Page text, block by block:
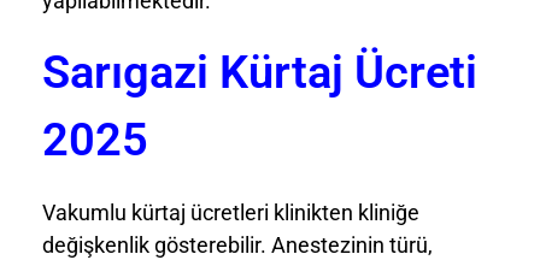
Sarıgazi Kürtaj Ücreti
2025
Vakumlu kürtaj ücretleri klinikten kliniğe
değişkenlik gösterebilir. Anestezinin türü,